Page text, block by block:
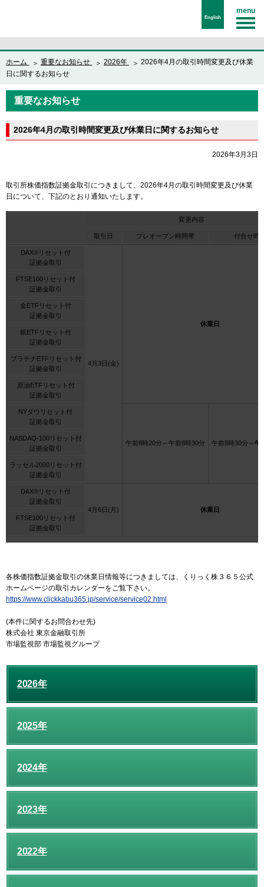
English
ホーム 重要なお知らせ 2026年
2026年4月の取引時間変更及び休業
日に関するお知らせ
重要なお知らせ
2026年4月の取引時間変更及び休業日に関するお知らせ
2026年3月3日
取引所株価指数証拠金取引につきまして、2026年4月の取引時間変更及び休業
日について、下記のとおり通知いたします。
変更内容
取引日 プレオープン時間帯 付合せ時
DAX®リセット付
証拠金取引
4月3日(金)
休業日
FTSE100リセット付
証拠金取引
金ETFリセット付
証拠金取引
銀ETFリセット付
証拠金取引
プラチナETFリセット付
証拠金取引
原油ETFリセット付
証拠金取引
NYダウリセット付
証拠金取引
午前8時20分～午前8時30分 午前8時30分～午
NASDAQ-100リセット付
証拠金取引
ラッセル2000リセット付
証拠金取引
DAX®リセット付
証拠金取引
4月6日(月)
休業日
FTSE100リセット付
証拠金取引
各株価指数証拠金取引の休業日情報等につきましては、くりっく株３６５公式
ホームページの取引カレンダーをご覧下さい。
https://www.clickkabu365.jp/service/service02.html
(本件に関するお問合わせ先)
株式会社 東京金融取引所
市場監視部 市場監視グループ
2026年
2025年
2024年
2023年
2022年
menu